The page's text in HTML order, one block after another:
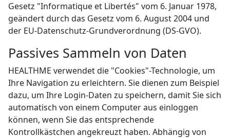
Gesetz "Informatique et Libertés" vom 6. Januar 1978,
geändert durch das Gesetz vom 6. August 2004 und
der EU-Datenschutz-Grundverordnung (DS-GVO).
Passives Sammeln von Daten
HEALTHME verwendet die "Cookies"-Technologie, um
Ihre Navigation zu erleichtern. Sie dienen zum Beispiel
dazu, um Ihre Login-Daten zu speichern, damit Sie sich
automatisch von einem Computer aus einloggen
können, wenn Sie das entsprechende
Kontrollkästchen angekreuzt haben. Abhängig von